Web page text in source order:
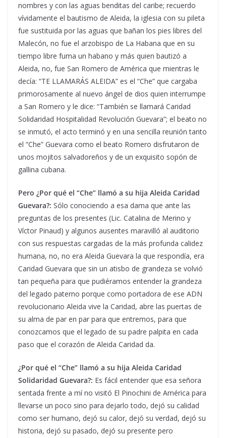
nombres y con las aguas benditas del caribe; recuerdo
vívidamente el bautismo de Aleida, la iglesia con su pileta
fue sustituida por las aguas que bañan los pies libres del
Malecón, no fue el arzobispo de La Habana que en su
tiempo libre fuma un habano y más quien bautizó a
Aleida, no, fue San Romero de América que mientras le
decía: “TE LLAMARÁS ALEIDA” es el “Che” que cargaba
primorosamente al nuevo ángel de dios quien interrumpe
a San Romero y le dice: “También se llamará Caridad
Solidaridad Hospitalidad Revolución Guevara”; el beato no
se inmutó, el acto terminó y en una sencilla reunión tanto
el “Che” Guevara como el beato Romero disfrutaron de
unos mojitos salvadoreños y de un exquisito sopón de
gallina cubana.
Pero ¿Por qué el “Che” llamó a su hija Aleida Caridad
Guevara?: Sólo conociendo a esa dama que ante las
preguntas de los presentes (Lic. Catalina de Merino y
Víctor Pinaud) y algunos ausentes maravilló al auditorio
con sus respuestas cargadas de la más profunda calidez
humana, no, no era Aleida Guevara la que respondía, era
Caridad Guevara que sin un atisbo de grandeza se volvió
tan pequeña para que pudiéramos entender la grandeza
del legado paterno porque como portadora de ese ADN
revolucionario Aleida vive la Caridad, abre las puertas de
su alma de par en par para que entremos, para que
conozcamos que el legado de su padre palpita en cada
paso que el corazón de Aleida Caridad da.
¿Por qué el “Che” llamó a su hija Aleida Caridad
Solidaridad Guevara?: Es fácil entender que esa señora
sentada frente a mí no visitó El Pinochini de América para
llevarse un poco sino para dejarlo todo, dejó su calidad
como ser humano, dejó su calor, dejó su verdad, dejó su
historia, dejó su pasado, dejó su presente pero